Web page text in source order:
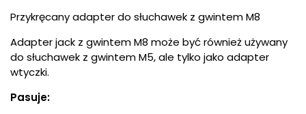
Przykręcany adapter do słuchawek z gwintem M8
Adapter jack z gwintem M8 może być również używany
do słuchawek z gwintem M5, ale tylko jako adapter
wtyczki.
Pasuje: